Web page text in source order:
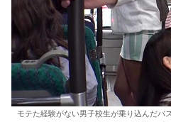
モテた経験がない男子校生が乗り込んだバ